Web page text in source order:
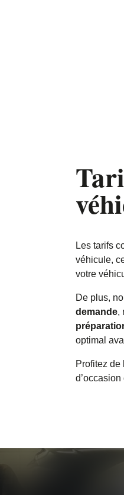
Les tarifs
véhicule,
votre
De plus,
demande,
optimal
Profitez